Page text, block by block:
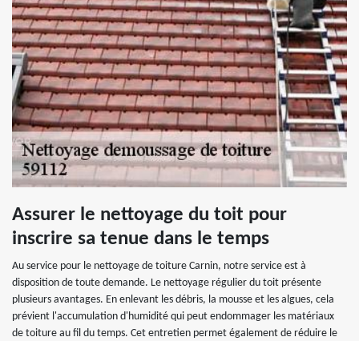
Assurer le nettoyage du toit pour
inscrire sa tenue dans le temps
Au service pour le nettoyage de toiture Carnin, notre service est à
disposition de toute demande. Le nettoyage régulier du toit présente
plusieurs avantages. En enlevant les débris, la mousse et les algues, cela
prévient l'accumulation d'humidité qui peut endommager les matériaux
de toiture au fil du temps. Cet entretien permet également de réduire le